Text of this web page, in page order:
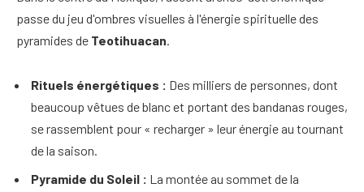
passe du jeu d'ombres visuelles à l'énergie spirituelle des
pyramides de Teotihuacan
Rituels énergétiques : Des milliers de personnes, dont
beaucoup vêtues de blanc et portant des bandanas rouges,
se rassemblent pour « recharger » leur énergie au tournant
de la saison.
Pyramide du Soleil : La montée au sommet de la